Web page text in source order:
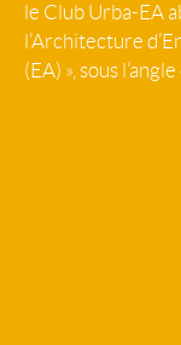
le Club Urba-EA
l’Architecture
(EA) », sous